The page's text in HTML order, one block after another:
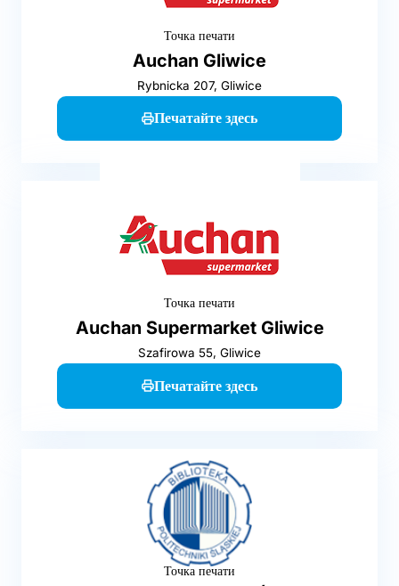
Точка печати
Auchan Gliwice
Rybnicka 207, Gliwice
Печатайте здесь
Точка печати
Auchan Supermarket Gliwice
Szafirowa 55, Gliwice
Печатайте здесь
Точка печати